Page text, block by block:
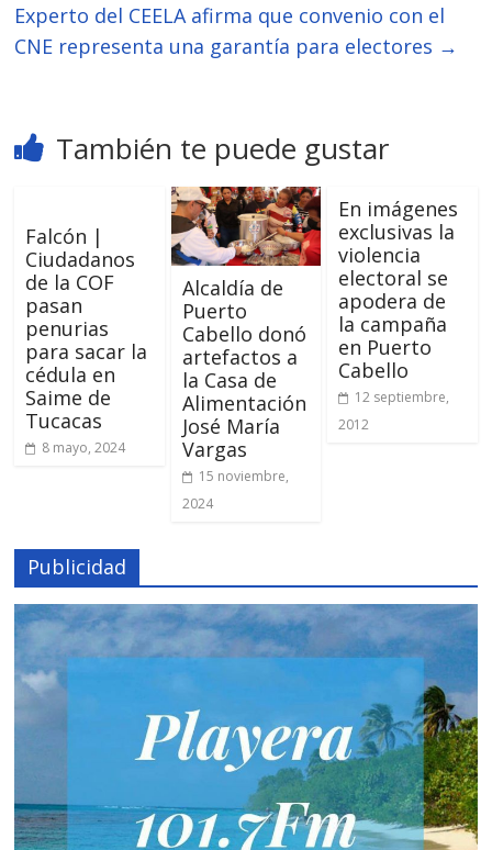
Experto del CEELA afirma que convenio con el
CNE representa una garantía para electores →
También te puede gustar
Falcón |
Ciudadanos
de la COF
pasan
penurias
para sacar la
cédula en
Saime de
Tucacas
8 mayo, 2024
Alcaldía de
Puerto
Cabello donó
artefactos a
la Casa de
Alimentación
José María
Vargas
15 noviembre,
2024
En imágenes
exclusivas la
violencia
electoral se
apodera de
la campaña
en Puerto
Cabello
12 septiembre,
2012
Publicidad